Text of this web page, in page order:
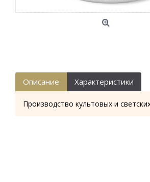
Описание Характеристики
Производство культовых и